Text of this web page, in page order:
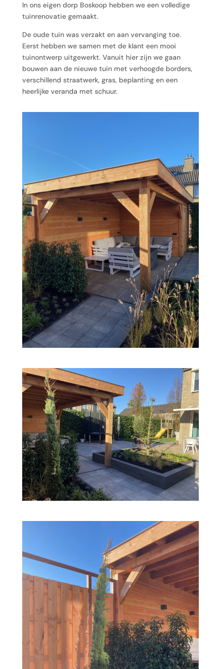
In ons eigen dorp Boskoop hebben we een volledige
tuinrenovatie gemaakt.
De oude tuin was verzakt en aan vervanging toe.
Eerst hebben we samen met de klant een mooi
tuinontwerp uitgewerkt. Vanuit hier zijn we gaan
bouwen aan de nieuwe tuin met verhoogde borders,
verschillend straatwerk, gras, beplanting en een
heerlijke veranda met schuur.